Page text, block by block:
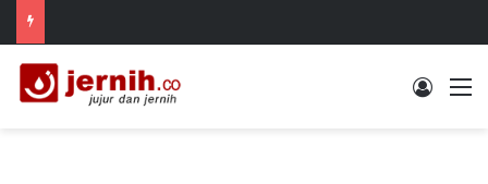
Log In